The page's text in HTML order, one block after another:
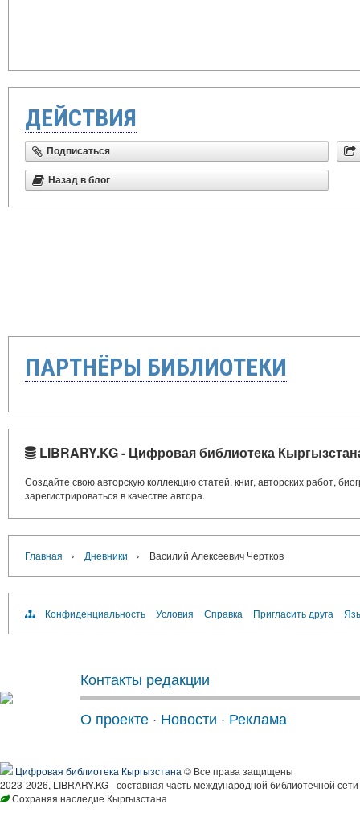
ДЕЙСТВИЯ
Подписаться
Назад в блог
ПАРТНЁРЫ БИБЛИОТЕКИ
LIBRARY.KG - Цифровая библиотека
Создайте свою авторскую коллекцию статей, книг, авторских работ,
зарегистрироваться в качестве автора.
Главная › Дневники › Василий Алексеевич Чертков
Конфиденциальность Условия Справка Пригласить друга
Контакты редакции
О проекте · Новости · Реклама
Цифровая библиотека Кыргызстана © Все права защищены
2023-2026, LIBRARY.KG - составная часть международной библиотечной
Сохраняя наследие Кыргызстана